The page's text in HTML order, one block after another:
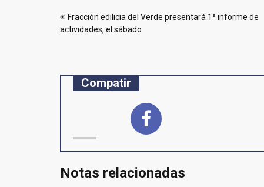
deFracción edilicia del Verde presentará 1ª informe de
actividades, el sábado
Compatir
Notas relacionadas